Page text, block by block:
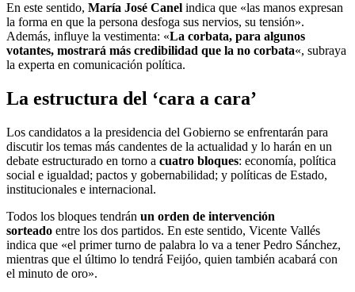
En este sentido, María José Canel indica que «las manos expresan
la forma en que la persona desfoga sus nervios, su tensión».
Además, influye la vestimenta: «La corbata, para algunos
votantes, mostrará más credibilidad que la no corbata«, subraya
la experta en comunicación política.
La estructura del ‘cara a cara’
Los candidatos a la presidencia del Gobierno se enfrentarán para
discutir los temas más candentes de la actualidad y lo harán en un
debate estructurado en torno a cuatro bloques: economía, política
social e igualdad; pactos y gobernabilidad; y políticas de Estado,
institucionales e internacional.
Todos los bloques tendrán un orden de intervención
sorteado entre los dos partidos. En este sentido, Vicente Vallés
indica que «el primer turno de palabra lo va a tener Pedro Sánchez,
mientras que el último lo tendrá Feijóo, quien también acabará con
el minuto de oro».